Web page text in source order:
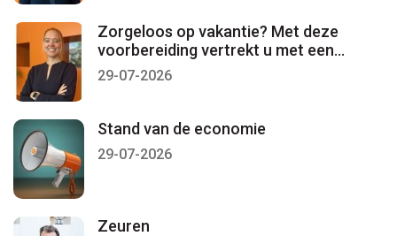
Zorgeloos op vakantie? Met deze
voorbereiding vertrekt u met een
gerust gevoel
29-07-2026
Stand van de economie
29-07-2026
Zeuren